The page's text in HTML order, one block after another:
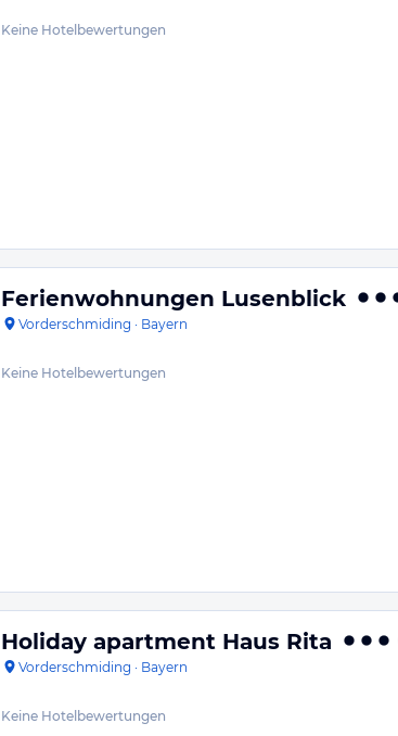
Keine Hotelbewertungen
Ferienwohnungen Lusenblick
Vorderschmiding · Bayern
Keine Hotelbewertungen
Holiday apartment Haus Rita
Vorderschmiding · Bayern
Keine Hotelbewertungen